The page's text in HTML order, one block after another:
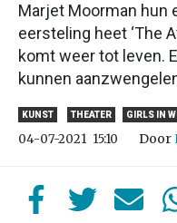
Marjet Moorman hun
eersteling heet ‘The
komt weer tot leven.
kunnen
KUNST THEATER GIRLS IN
04-07-2021 15:10 Door